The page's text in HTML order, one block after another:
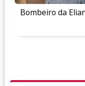
Bombeiro da